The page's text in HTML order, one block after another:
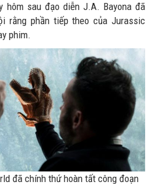
hôm sau đạo diễn J.A. Bayona đã
rằng phần tiếp theo của Jurassic
phim.
đã chính thứ hoàn tất công đoạn